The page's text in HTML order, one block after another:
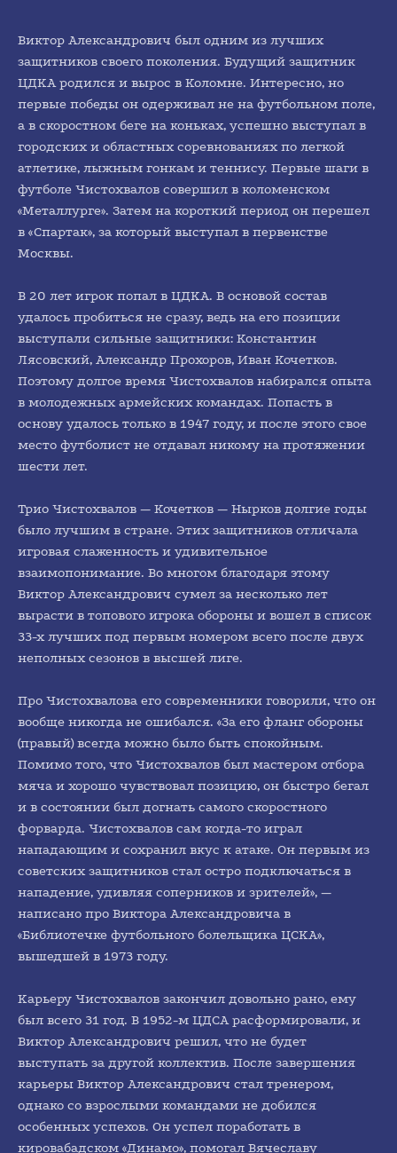
Виктор Александрович был одним из лучших
защитников своего поколения. Будущий защитник
ЦДКА родился и вырос в Коломне. Интересно, но
первые победы он одерживал не на футбольном поле,
а в скоростном беге на коньках, успешно выступал в
городских и областных соревнованиях по легкой
атлетике, лыжным гонкам и теннису. Первые шаги в
футболе Чистохвалов совершил в коломенском
«Металлурге». Затем на короткий период он перешел
в «Спартак», за который выступал в первенстве
Москвы.
В 20 лет игрок попал в ЦДКА. В основой состав
удалось пробиться не сразу, ведь на его позиции
выступали сильные защитники: Константин
Лясовский, Александр Прохоров, Иван Кочетков.
Поэтому долгое время Чистохвалов набирался опыта
в молодежных армейских командах. Попасть в
основу удалось только в 1947 году, и после этого свое
место футболист не отдавал никому на протяжении
шести лет.
Трио Чистохвалов — Кочетков — Нырков долгие годы
было лучшим в стране. Этих защитников отличала
игровая слаженность и удивительное
взаимопонимание. Во многом благодаря этому
Виктор Александрович сумел за несколько лет
вырасти в топового игрока обороны и вошел в список
33-х лучших под первым номером всего после двух
неполных сезонов в высшей лиге.
Про Чистохвалова его современники говорили, что он
вообще никогда не ошибался. «За его фланг обороны
(правый) всегда можно было быть спокойным.
Помимо того, что Чистохвалов был мастером отбора
мяча и хорошо чувствовал позицию, он быстро бегал
и в состоянии был догнать самого скоростного
форварда. Чистохвалов сам когда-то играл
нападающим и сохранил вкус к атаке. Он первым из
советских защитников стал остро подключаться в
нападение, удивляя соперников и зрителей», —
написано про Виктора Александровича в
«Библиотечке футбольного болельщика ЦСКА»,
вышедшей в 1973 году.
Карьеру Чистохвалов закончил довольно рано, ему
был всего 31 год. В 1952-м ЦДСА расформировали, и
Виктор Александрович решил, что не будет
выступать за другой коллектив. После завершения
карьеры Виктор Александрович стал тренером,
однако со взрослыми командами не добился
особенных успехов. Он успел поработать в
кировабадском «Динамо», помогал Вячеславу